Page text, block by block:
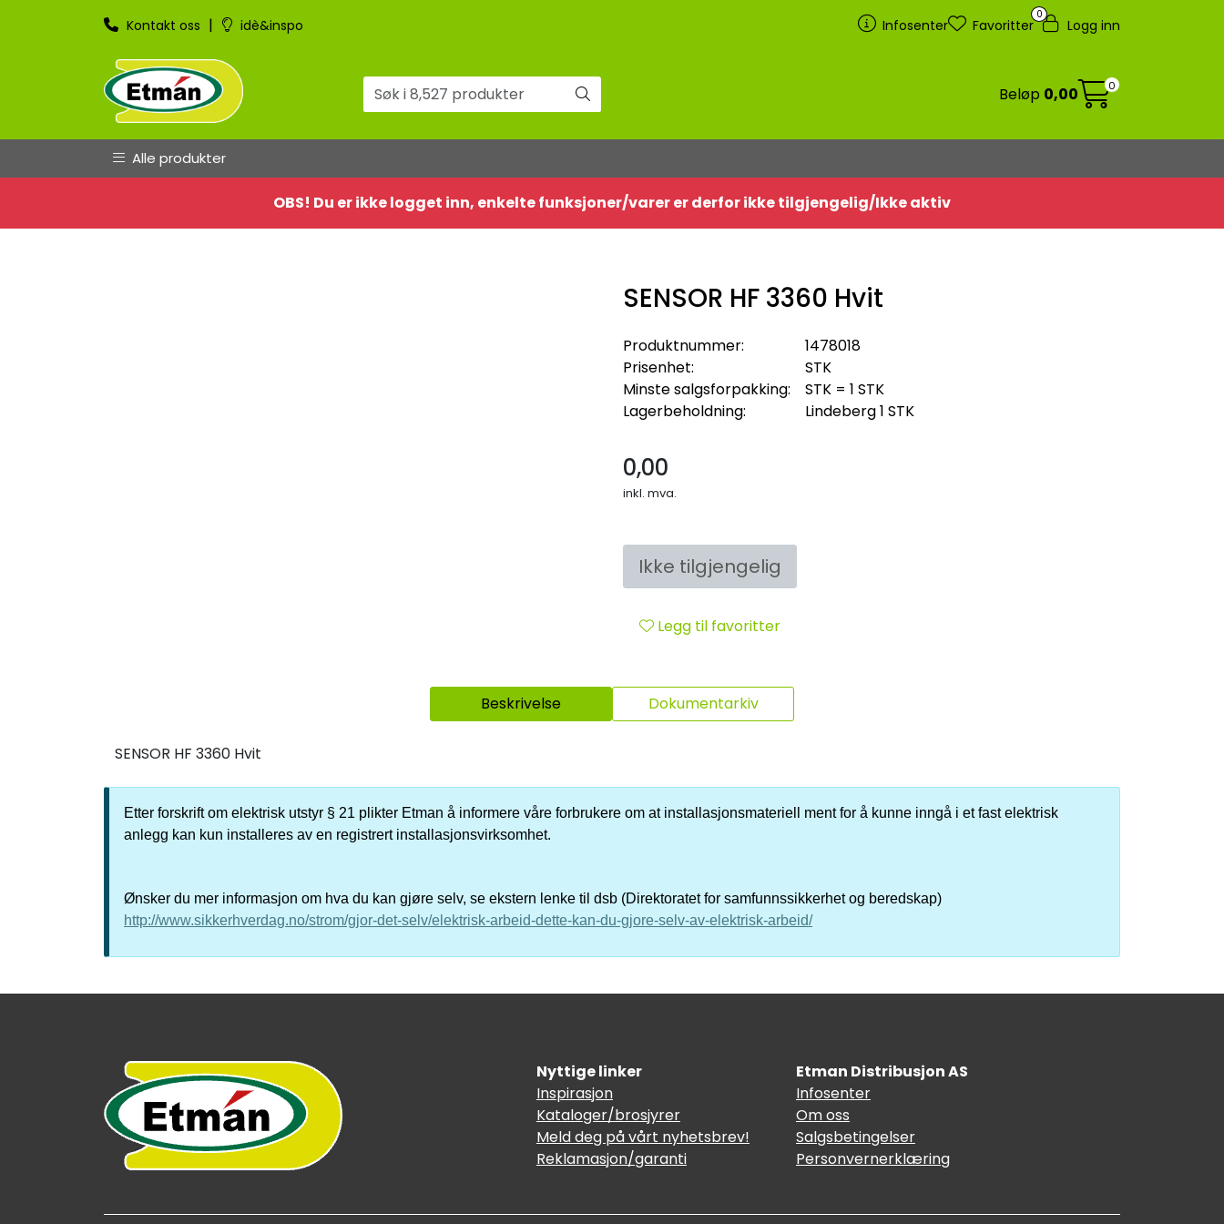
Kontakt oss | idè&inspo Infosenter
0
Favoritter Logg inn
Beløp 0,00 0
Alle produkter
OBS! Du er ikke logget inn, enkelte funksjoner/varer er derfor ikke tilgjengelig/Ikke aktiv
SENSOR HF 3360 Hvit
Produktnummer:
1478018
Prisenhet:
STK
Minste salgsforpakking:
STK = 1 STK
Lagerbeholdning:
Lindeberg1 STK
0,00
inkl. mva.
Ikke tilgjengelig
Legg til favoritter
Beskrivelse Dokumentarkiv
SENSOR HF 3360 Hvit
Etter forskrift om elektrisk utstyr § 21 plikter Etman å informere våre forbrukere om at installasjonsmateriell ment for å kunne inngå i et fast elektrisk
anlegg kan kun installeres av en registrert installasjonsvirksomhet.
Ønsker du mer informasjon om hva du kan gjøre selv, se ekstern lenke til dsb (Direktoratet for samfunnssikkerhet og beredskap)
http://www.sikkerhverdag.no/strom/gjor-det-selv/elektrisk-arbeid-dette-kan-du-gjore-selv-av-elektrisk-arbeid/
Nyttige linker
Inspirasjon
Kataloger/brosjyrer
Meld deg på vårt nyhetsbrev!
Reklamasjon/garanti
Etman Distribusjon AS
Infosenter
Om oss
Salgsbetingelser
Personvernerklæring